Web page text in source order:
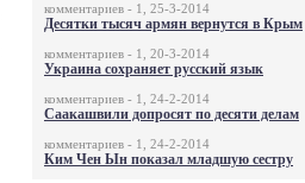
комментариев - 1, 25-3-2014
Десятки тысяч армян вернутся в Крым
комментариев - 1, 20-3-2014
Украина сохраняет русский язык
комментариев - 1, 24-2-2014
Саакашвили допросят по десяти делам
комментариев - 1, 24-2-2014
Ким Чен Ын показал младшую сестру